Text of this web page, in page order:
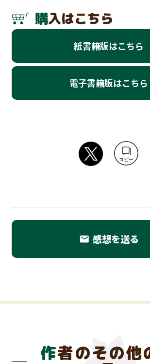
購入はこちら
紙書籍版はこちら
電子書籍版はこちら
コピー
email 感想を送る
作者のその他の作